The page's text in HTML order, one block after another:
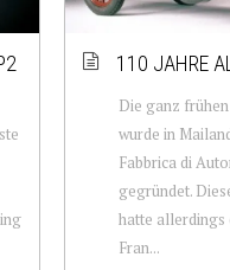
110 JAHRE
Die ganz
wurde in
Fabbrica di
gegründet.
hatte allerdings
Fran...